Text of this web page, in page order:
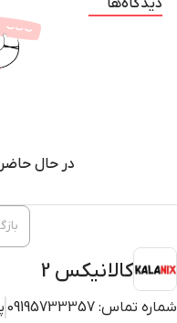
دیدگاه‌ها
در حال
کالانیکس 2
شماره تماس: 09195733357